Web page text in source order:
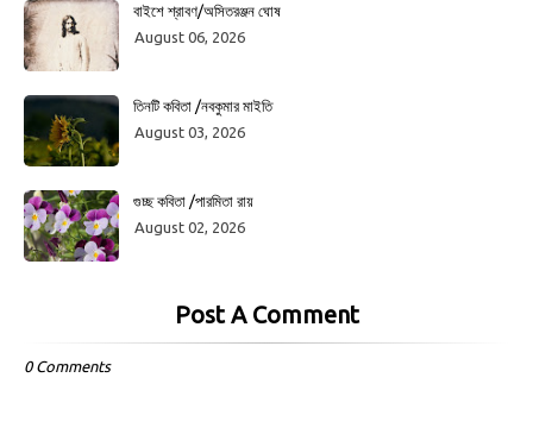
বাইশে শ্রাবণ/অসিতরঞ্জন ঘোষ
August 06, 2026
তিনটি কবিতা /নবকুমার মাইতি
August 03, 2026
গুচ্ছ কবিতা /পারমিতা রায়
August 02, 2026
Post A Comment
0 Comments